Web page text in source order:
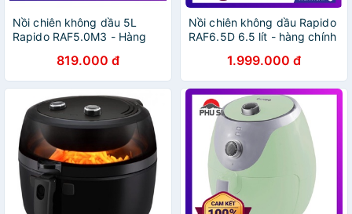
Nồi chiên không dầu 5L
Rapido RAF5.0M3 - Hàng
819.000 đ
Nồi chiên không dầu Rapido
RAF6.5D 6.5 lít - hàng chính
1.999.000 đ